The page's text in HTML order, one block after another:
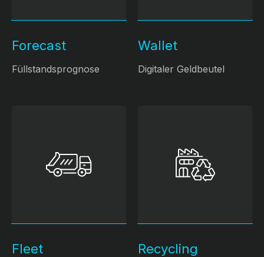
Forecast
Füllstandsprognose
Wallet
Digitaler Geldbeutel
Fleet Recycling